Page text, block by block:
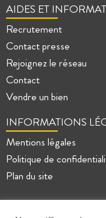
AIDES ET
Recrutement
Contact presse
Rejoignez le réseau
Contact
Vendre un bien
INFORMATIONS
Mentions légales
Politique de
Plan du site